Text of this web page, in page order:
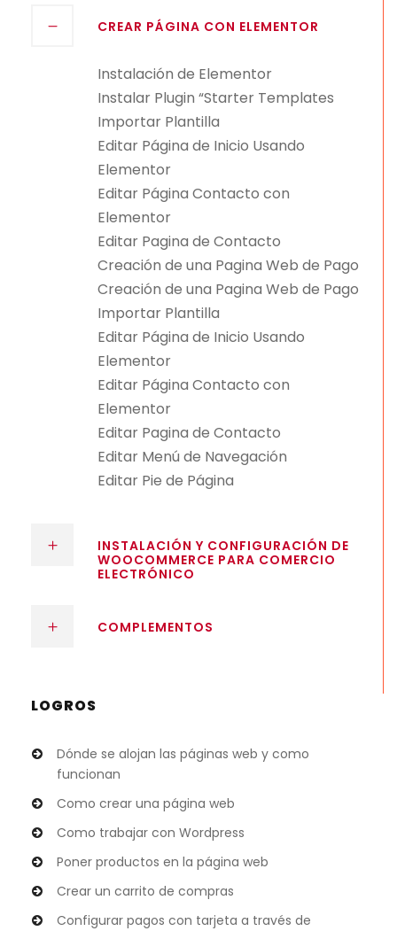
CREAR PÁGINA CON ELEMENTOR
Instalación de Elementor
Instalar Plugin “Starter Templates
Importar Plantilla
Editar Página de Inicio Usando
Elementor
Editar Página Contacto con
Elementor
Editar Pagina de Contacto
Creación de una Pagina Web de Pago
Creación de una Pagina Web de Pago
Importar Plantilla
Editar Página de Inicio Usando
Elementor
Editar Página Contacto con
Elementor
Editar Pagina de Contacto
Editar Menú de Navegación
Editar Pie de Página
INSTALACIÓN Y CONFIGURACIÓN DE
WOOCOMMERCE PARA COMERCIO
ELECTRÓNICO
COMPLEMENTOS
LOGROS
Dónde se alojan las páginas web y como
funcionan
Como crear una página web
Como trabajar con Wordpress
Poner productos en la página web
Crear un carrito de compras
Configurar pagos con tarjeta a través de